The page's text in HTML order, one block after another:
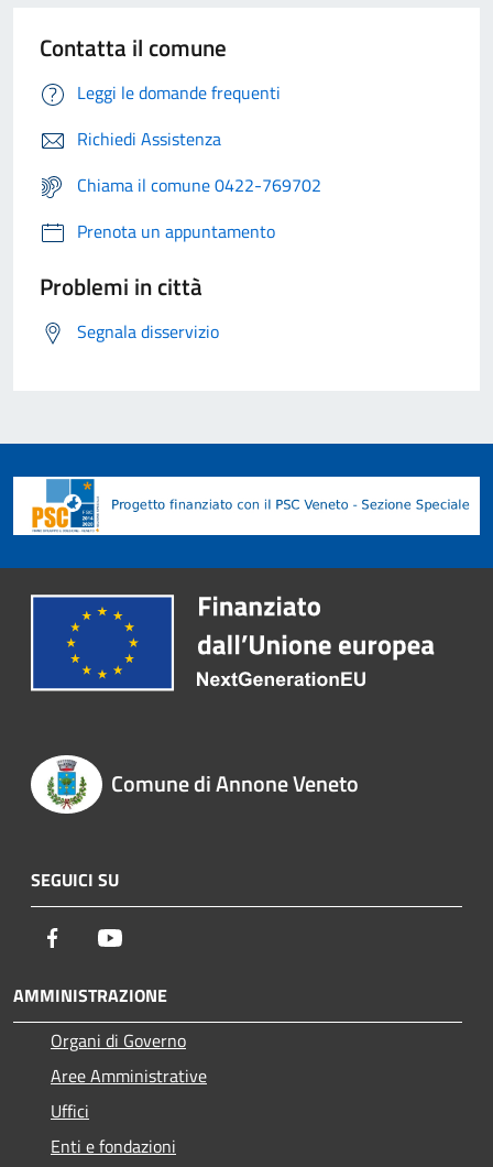
Contatta il comune
Leggi le domande frequenti
Richiedi Assistenza
Chiama il comune 0422-769702
Prenota un appuntamento
Problemi in città
Segnala disservizio
Comune di Annone Veneto
SEGUICI SU
Facebook
AMMINISTRAZIONE
Organi di Governo
Aree Amministrative
Uffici
Enti e fondazioni